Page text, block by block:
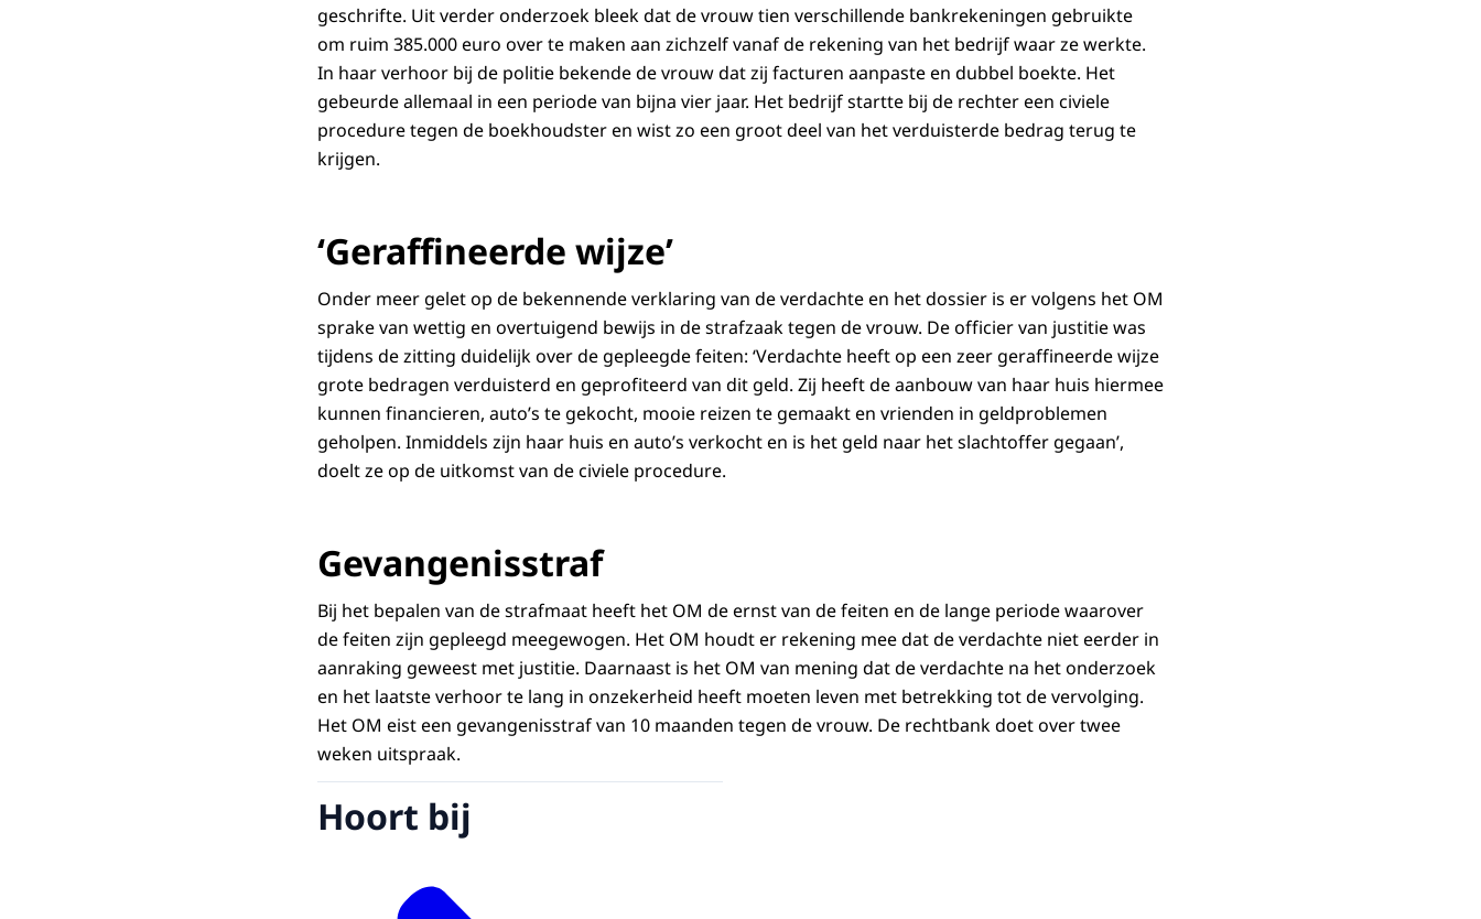
geschrifte. Uit verder onderzoek bleek dat de vrouw tien verschillende bankrekeningen gebruikte
om ruim 385.000 euro over te maken aan zichzelf vanaf de rekening van het bedrijf waar ze werkte.
In haar verhoor bij de politie bekende de vrouw dat zij facturen aanpaste en dubbel boekte. Het
gebeurde allemaal in een periode van bijna vier jaar. Het bedrijf startte bij de rechter een civiele
procedure tegen de boekhoudster en wist zo een groot deel van het verduisterde bedrag terug te
krijgen.
‘Geraffineerde wijze’
Onder meer gelet op de bekennende verklaring van de verdachte en het dossier is er volgens het OM
sprake van wettig en overtuigend bewijs in de strafzaak tegen de vrouw. De officier van justitie was
tijdens de zitting duidelijk over de gepleegde feiten: ‘Verdachte heeft op een zeer geraffineerde wijze
grote bedragen verduisterd en geprofiteerd van dit geld. Zij heeft de aanbouw van haar huis hiermee
kunnen financieren, auto’s te gekocht, mooie reizen te gemaakt en vrienden in geldproblemen
geholpen. Inmiddels zijn haar huis en auto’s verkocht en is het geld naar het slachtoffer gegaan’,
doelt ze op de uitkomst van de civiele procedure.
Gevangenisstraf
Bij het bepalen van de strafmaat heeft het OM de ernst van de feiten en de lange periode waarover
de feiten zijn gepleegd meegewogen. Het OM houdt er rekening mee dat de verdachte niet eerder in
aanraking geweest met justitie. Daarnaast is het OM van mening dat de verdachte na het onderzoek
en het laatste verhoor te lang in onzekerheid heeft moeten leven met betrekking tot de vervolging.
Het OM eist een gevangenisstraf van 10 maanden tegen de vrouw. De rechtbank doet over twee
weken uitspraak.
Hoort bij